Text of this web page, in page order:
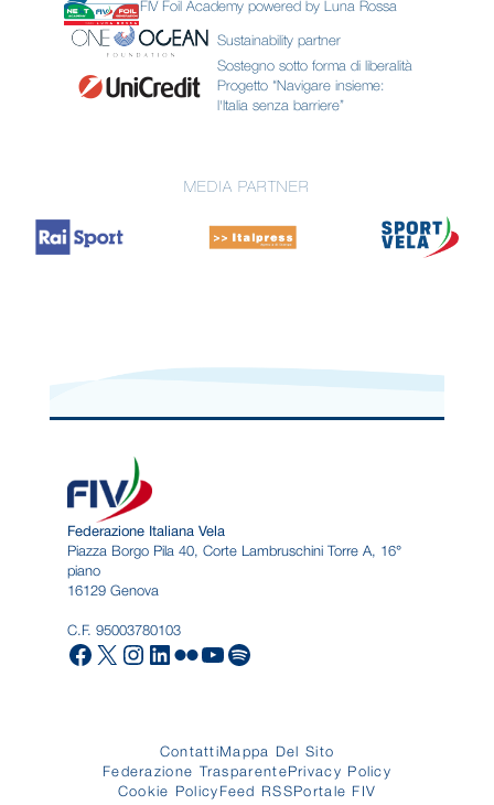
FIV Foil Academy powered by Luna Rossa
Sustainability partner
Sostegno sotto forma di liberalità
Progetto “Navigare insieme:
l'Italia senza barriere”
MEDIA PARTNER
Federazione Italiana Vela
Piazza Borgo Pila 40, Corte Lambruschini Torre A, 16°
piano
16129 Genova
C.F. 95003780103
Facebook
X Instagram
LinkedIn
Flickr
YouTube
Spotify
Contatti Mappa Del Sito
Federazione TrasparentePrivacy Policy
Cookie Policy Feed RSSPortale FIV